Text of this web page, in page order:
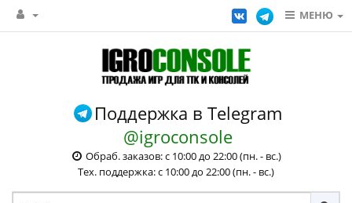
МЕНЮ
Поддержка в Telegram
@igroconsole
Обраб. заказов: с 10:00 до 22:00 (пн. - вс.)
Тех. поддержка: с 10:00 до 22:00 (пн. - вс.)